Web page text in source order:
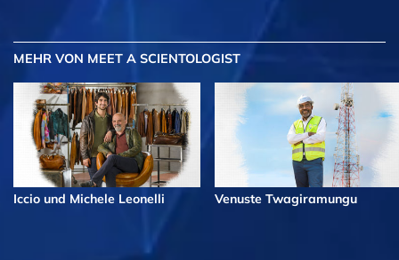
MEHR VON MEET A SCIENTOLOGIST
Iccio und Michele Leonelli Venuste Twagiramungu